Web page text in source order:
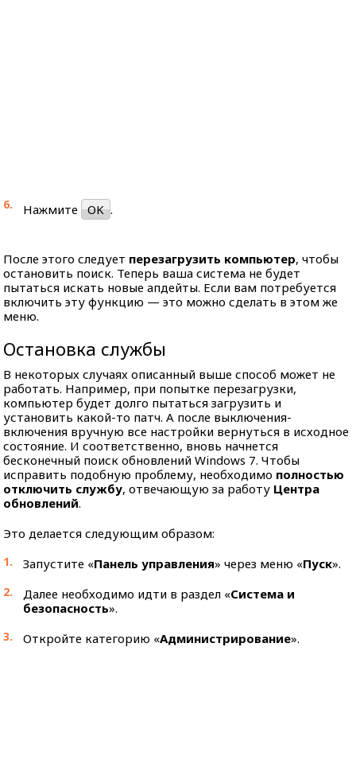
Нажмите OK .
После этого следует перезагрузить компьютер, чтобы
остановить поиск. Теперь ваша система не будет
пытаться искать новые апдейты. Если вам потребуется
включить эту функцию — это можно сделать в этом же
меню.
Остановка службы
В некоторых случаях описанный выше способ может не
работать. Например, при попытке перезагрузки,
компьютер будет долго пытаться загрузить и
установить какой-то патч. А после выключения-
включения вручную все настройки вернуться в исходное
состояние. И соответственно, вновь начнется
бесконечный поиск обновлений Windows 7. Чтобы
исправить подобную проблему, необходимо полностью
отключить службу, отвечающую за работу Центра
обновлений.
Это делается следующим образом:
Запустите «Панель управления» через меню «Пуск».
Далее необходимо идти в раздел «Система и
безопасность».
Откройте категорию «Администрирование».